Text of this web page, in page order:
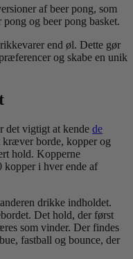
af beer pong, som
og beer pong basket.
end øl. Dette gør
og skabe en unik
det vigtigt at kende de
kræver borde, kopper og
hold. Kopperne
kopper i hver ende af
drikke indholdet.
Det hold, der først
som vinder. Der findes
fastball og bounce, der